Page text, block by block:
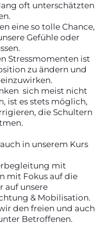
oft unterschätzten
eine so tolle Chance,
Gefühle oder
Stressmomenten ist
zu ändern und
sich meist nicht
ist es stets möglich,
die Schultern
in unserem Kurs
mit
mit Fokus auf die
auf unsere
& Mobilisation.
den freien und auch
Betroffenen.